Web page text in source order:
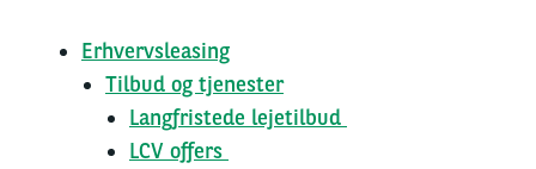
Erhvervsleasing
Tilbud og tjenester
Langfristede lejetilbud
LCV offers